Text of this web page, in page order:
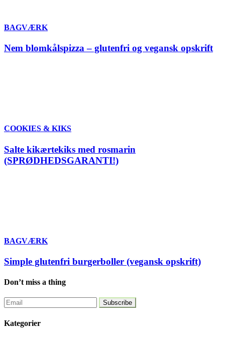
BAGVÆRK
Nem blomkålspizza – glutenfri og vegansk opskrift
COOKIES & KIKS
Salte kikærtekiks med rosmarin
(SPRØDHEDSGARANTI!)
BAGVÆRK
Simple glutenfri burgerboller (vegansk opskrift)
Don’t miss a thing
Kategorier